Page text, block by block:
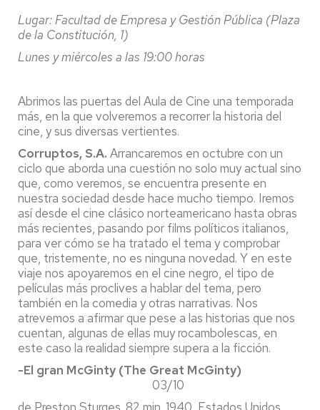
Lugar: Facultad de Empresa y Gestión Pública (Plaza
de la Constitución, 1)
Lunes y miércoles a las 19:00 horas
Abrimos las puertas del Aula de Cine una temporada
más, en la que volveremos a recorrer la historia del
cine, y sus diversas vertientes.
Corruptos, S.A. Arrancaremos en octubre con un
ciclo que aborda una cuestión no solo muy actual sino
que, como veremos, se encuentra presente en
nuestra sociedad desde hace mucho tiempo. Iremos
así desde el cine clásico norteamericano hasta obras
más recientes, pasando por films políticos italianos,
para ver cómo se ha tratado el tema y comprobar
que, tristemente, no es ninguna novedad. Y en este
viaje nos apoyaremos en el cine negro, el tipo de
películas más proclives a hablar del tema, pero
también en la comedia y otras narrativas. Nos
atrevemos a afirmar que pese a las historias que nos
cuentan, algunas de ellas muy rocambolescas, en
este caso la realidad siempre supera a la ficción.
-El gran McGinty (The Great McGinty)
03/10